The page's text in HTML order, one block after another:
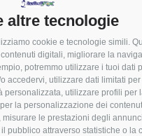
altre tecnologie
cookie e tecnologie simili.
digitali, migliorare la
potremmo utilizzare i tuoi dati
accedervi, utilizzare dati limitati
utilizzare profili per
la personalizzazione dei
le prestazioni degli
pubblico attraverso statistiche o la